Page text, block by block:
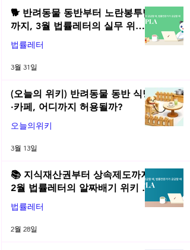
🐕 반려동물 동반부터 노란봉투법
까지, 3월 법률레터의 실무 위키
총정리! | 2026년 3월 네플라 법률
레터
법률레터
3월 31일
(오늘의 위키) 반려동물 동반 식당
·카페, 어디까지 허용될까?
오늘의위키
3월 13일
📚 지식재산권부터 상속제도까지,
2월 법률레터의 알짜배기 위키 모
음! | 2026년 2월 네플라 법률레터
법률레터
2월 28일